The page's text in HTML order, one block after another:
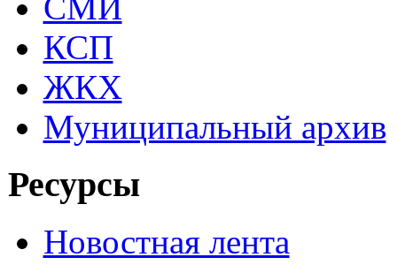
СМИ
КСП
ЖКХ
Муниципальный архив
Ресурсы
Новостная лента